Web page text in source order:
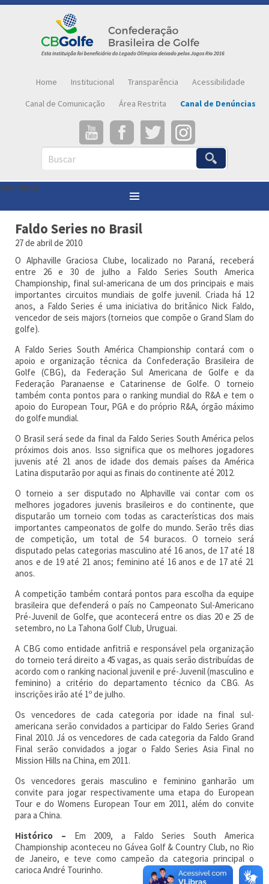
Home Institucional Transparência
Acessibilidade
Canal de Comunicação
Área Restrita Canal de Denúncias
Buscar
Abrir menu
Você está aqui: Notícias
Faldo Series no Brasil
27 de abril de 2010
O Alphaville Graciosa Clube, localizado no Paraná, receberá
entre 26 e 30 de julho a Faldo Series South America
Championship, final sul-americana de um dos principais e mais
importantes circuitos mundiais de golfe juvenil. Criada há 12
anos, a Faldo Series é uma iniciativa do britânico Nick Faldo,
vencedor de seis majors (torneios que compõe o Grand Slam do
golfe).
A Faldo Series South América Championship contará com o
apoio e organização técnica da Confederação Brasileira de
Golfe (CBG), da Federação Sul Americana de Golfe e da
Federação Paranaense e Catarinense de Golfe. O torneio
também conta pontos para o ranking mundial do R&A e tem o
apoio do European Tour, PGA e do próprio R&A, órgão máximo
do golfe mundial.
O Brasil será sede da final da Faldo Series South América pelos
próximos dois anos. Isso significa que os melhores jogadores
juvenis até 21 anos de idade dos demais países da América
Latina disputarão por aqui as finais do continente até 2012.
O torneio a ser disputado no Alphaville vai contar com os
melhores jogadores juvenis brasileiros e do continente, que
disputarão um torneio com todas as características dos mais
importantes campeonatos de golfe do mundo. Serão três dias
de competição, um total de 54 buracos. O torneio será
disputado pelas categorias masculino até 16 anos, de 17 até 18
anos e de 19 até 21 anos; feminino até 16 anos e de 17 até 21
anos.
A competição também contará pontos para escolha da equipe
brasileira que defenderá o país no Campeonato Sul-Americano
Pré-Juvenil de Golfe, que acontecerá entre os dias 20 e 25 de
setembro, no La Tahona Golf Club, Uruguai.
A CBG como entidade anfitriã e responsável pela organização
do torneio terá direito a 45 vagas, as quais serão distribuídas de
acordo com o ranking nacional juvenil e pré-Juvenil (masculino e
feminino) a critério do departamento técnico da CBG. As
inscrições irão até 1º de julho.
Os vencedores de cada categoria por idade na final sul-
americana serão convidados a participar do Faldo Series Grand
Final 2010. Já os vencedores de cada categoria da Faldo Grand
Final serão convidados a jogar o Faldo Series Asia Final no
Mission Hills na China, em 2011.
Os vencedores gerais masculino e feminino ganharão um
convite para jogar respectivamente uma etapa do European
Tour e do Womens European Tour em 2011, além do convite
para a China.
Histórico – Em 2009, a Faldo Series South America
Championship aconteceu no Gávea Golf & Country Club, no Rio
de Janeiro, e teve como campeão da categoria principal o
carioca André Tourinho.